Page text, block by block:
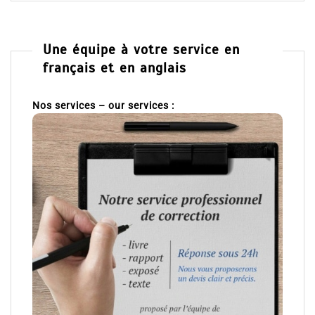
Une équipe à votre service en
français et en anglais